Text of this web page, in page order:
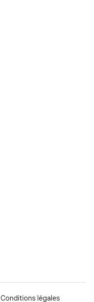
Conditions légales